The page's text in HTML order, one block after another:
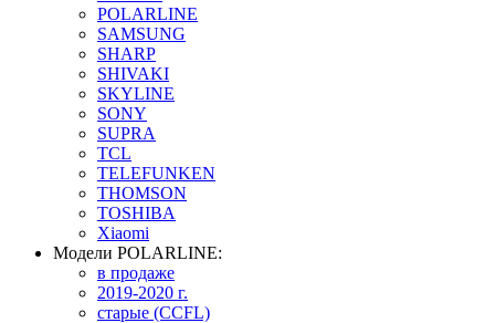
POLARLINE
SAMSUNG
SHARP
SHIVAKI
SKYLINE
SONY
SUPRA
TCL
TELEFUNKEN
THOMSON
TOSHIBA
Xiaomi
Модели POLARLINE:
в продаже
2019-2020 г.
старые (CCFL)